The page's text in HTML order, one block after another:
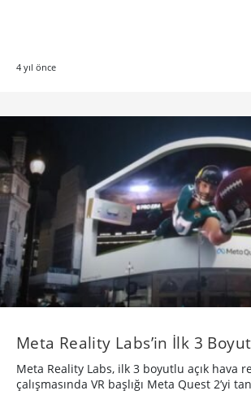
4 yıl önce
Meta Reality Labs’in İlk 3
Meta Reality Labs, ilk 3 boyutlu açık hava
çalışmasında VR başlığı Meta Quest 2’yi